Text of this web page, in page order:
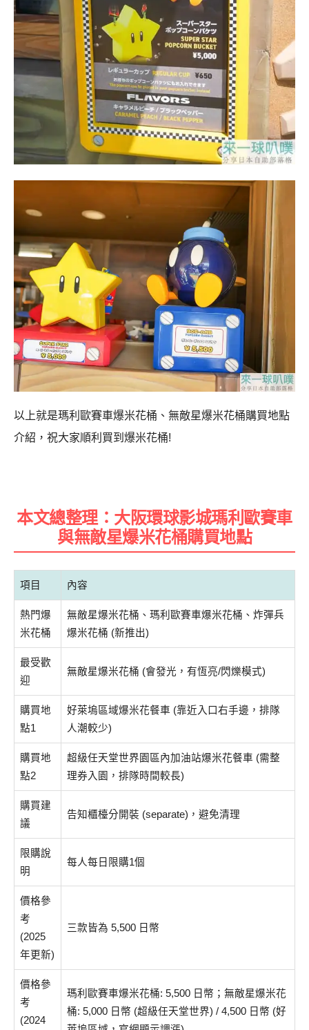
以上就是瑪利歐賽車爆米花桶、無敵星爆米花桶購買地點
介紹，祝大家順利買到爆米花桶!
本文總整理：大阪環球影城瑪利歐賽車
與無敵星爆米花桶購買地點
項目 內容
熱門爆
米花桶
無敵星爆米花桶、瑪利歐賽車爆米花桶、炸彈兵
爆米花桶 (新推出)
最受歡
迎
無敵星爆米花桶 (會發光，有恆亮/閃爍模式)
購買地
點1
好萊塢區域爆米花餐車 (靠近入口右手邊，排隊
人潮較少)
購買地
點2
超級任天堂世界園區內加油站爆米花餐車 (需整
理券入園，排隊時間較長)
購買建
議
告知櫃檯分開裝 (separate)，避免清理
限購說
明
每人每日限購1個
價格參
考
(2025
年更新)
三款皆為 5,500 日幣
價格參
考
(2024
瑪利歐賽車爆米花桶: 5,500 日幣；無敵星爆米花
桶: 5,000 日幣 (超級任天堂世界) / 4,500 日幣 (好